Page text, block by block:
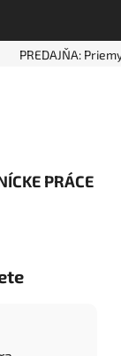
PREDAJŇA:
PRÁCE